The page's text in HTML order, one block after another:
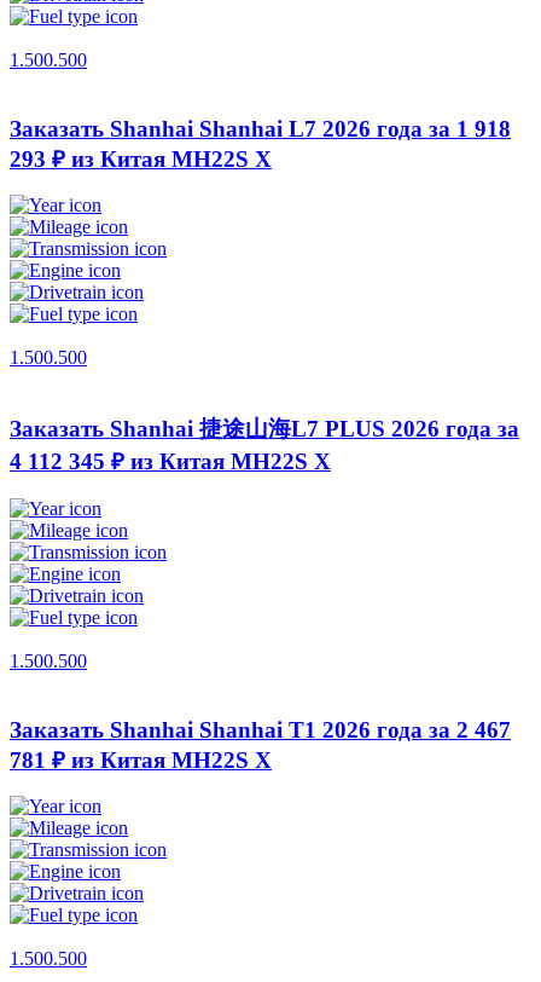
1.500.500
Заказать Shanhai Shanhai L7 2026 года за 1 918
293 ₽ из Китая MH22S X
1.500.500
Заказать Shanhai 捷途山海L7 PLUS 2026 года за
4 112 345 ₽ из Китая MH22S X
1.500.500
Заказать Shanhai Shanhai T1 2026 года за 2 467
781 ₽ из Китая MH22S X
1.500.500